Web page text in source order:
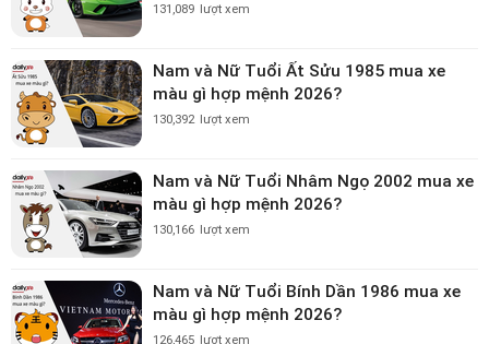
131,089 lượt xem
Nam và Nữ Tuổi Ất Sửu 1985 mua xe
màu gì hợp mệnh 2026?
130,392 lượt xem
Nam và Nữ Tuổi Nhâm Ngọ 2002 mua xe
màu gì hợp mệnh 2026?
130,166 lượt xem
Nam và Nữ Tuổi Bính Dần 1986 mua xe
màu gì hợp mệnh 2026?
126,465 lượt xem